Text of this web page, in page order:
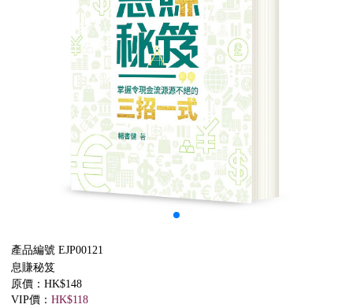
產品編號 EJP00121
息賺秘笈
原價：HK$148
VIP價： HK$118